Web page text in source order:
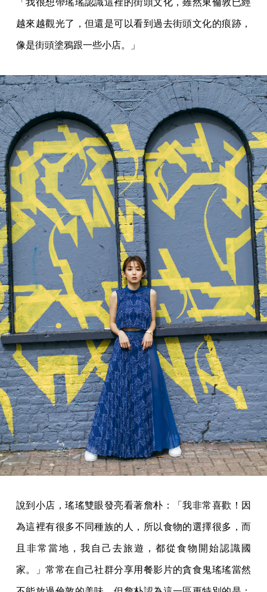
「我很想帶瑤瑤認識這裡的街頭文化，雖然東倫敦已經
越來越觀光了，但還是可以看到過去街頭文化的痕跡，
像是街頭塗鴉跟一些小店。」
說到小店，瑤瑤雙眼發亮看著詹朴：「我非常喜歡！因
為這裡有很多不同種族的人，所以食物的選擇很多，而
且非常當地，我自己去旅遊，都從食物開始認識國
家。」常常在自己社群分享用餐影片的貪食鬼瑤瑤當然